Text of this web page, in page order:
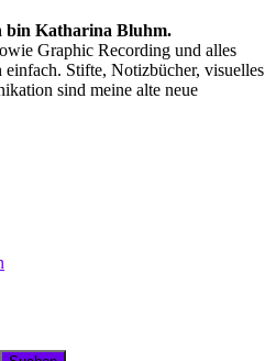
bin Katharina Bluhm.
Graphic Recording und alles
Stifte, Notizbücher, visuelles
sind meine alte neue